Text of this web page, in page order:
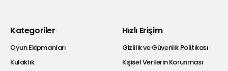
Kategoriler
Oyun Ekipmanları
Kulaklık
Hızlı Erişim
Gizlilik ve Güvenlik Politikası
Kişisel Verilerin Korunması